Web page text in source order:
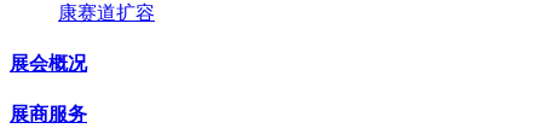
康赛道扩容
展会概况
展商服务